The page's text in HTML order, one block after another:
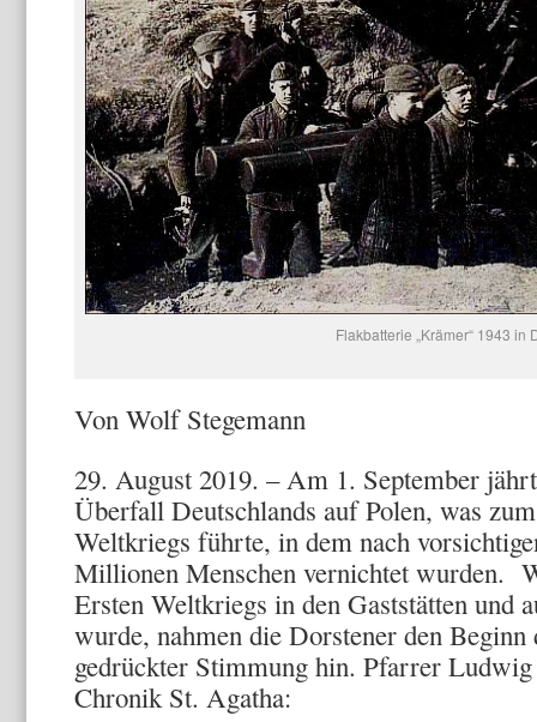
Flakbatterie „Krämer“ 1943 in
Von Wolf Stegemann
29. August 2019. – Am 1. September
Überfall Deutschlands auf Polen, was
Weltkriegs führte, in dem nach
Millionen Menschen vernichtet wurden.
Ersten Weltkriegs in den Gaststätten und
wurde, nahmen die Dorstener den
gedrückter Stimmung hin. Pfarrer
Chronik St. Agatha: